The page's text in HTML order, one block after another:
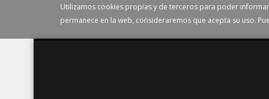
Utilizamos cookies propias y de terceros para poder
permanece en la web, consideraremos que acepta su uso.